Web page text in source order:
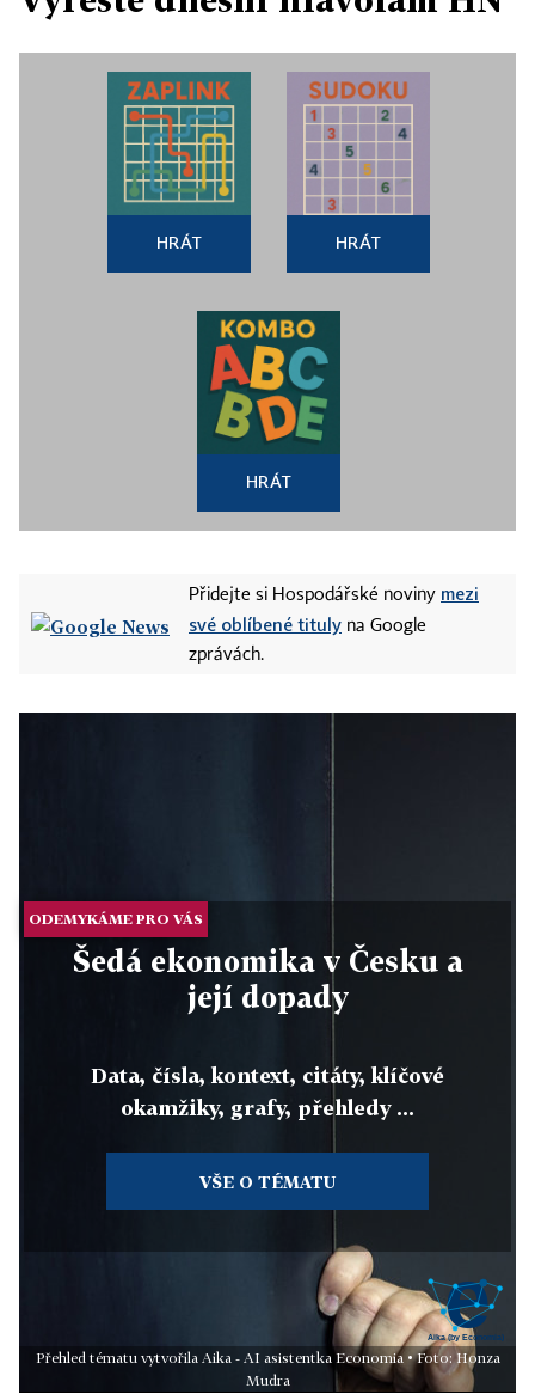
HRÁT HRÁT
HRÁT
Přidejte si Hospodářské noviny mezi
své oblíbené tituly na Google
zprávách.
ODEMYKÁME PRO VÁS
Šedá ekonomika v Česku a
její dopady
Data, čísla, kontext, citáty, klíčové
okamžiky, grafy, přehledy ...
VŠE O TÉMATU
Přehled tématu vytvořila Aika - AI asistentka Economia • Foto: Honza
Mudra